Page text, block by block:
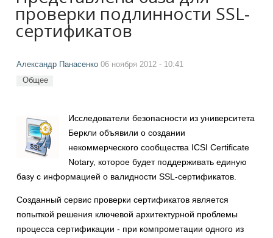
проверки подлинности SSL-
сертификатов
Александр Панасенко 06 ноября 2012 - 10:41
Общее
Исследователи безопасности из университета
Беркли объявили о создании
некоммерческого сообщества ICSI Certificate
Notary, которое будет поддерживать единую
базу с информацией о валидности SSL-сертификатов.
Созданный сервис проверки сертификатов является
попыткой решения ключевой архитектурной проблемы
процесса сертификации - при компрометации одного из